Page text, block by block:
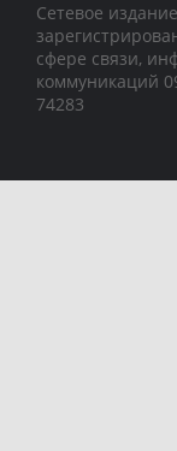
Сетевое
сфере связи,
коммуникаций
74283